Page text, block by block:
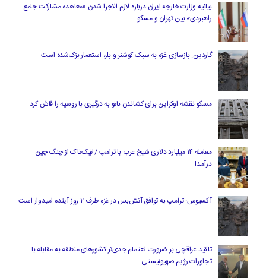
بیانیه وزارت خارجه ایران درباره لازم‌ الاجرا شدن «معاهده مشارکت جامع
راهبردی» بین تهران و مسکو
گاردین: بازسازی غزه به سبک کوشنر و بلر، استعمار بزک‌شده است
مسکو نقشه اوکراین برای کشاندن ناتو به درگیری با روسیه را فاش کرد
معامله ۱۴ میلیارد دلاری شیخ عرب با ترامپ / تیک‌تاک از چنگ چین
درآمد!
آکسیوس: ترامپ به توافق آتش‌بس در غزه ظرف ۲ روز آینده امیدوار است
تاکید عراقچی بر ضرورت اهتمام جدی‌تر کشورهای منطقه به مقابله با
تجاوزات رژیم صهیونیستی